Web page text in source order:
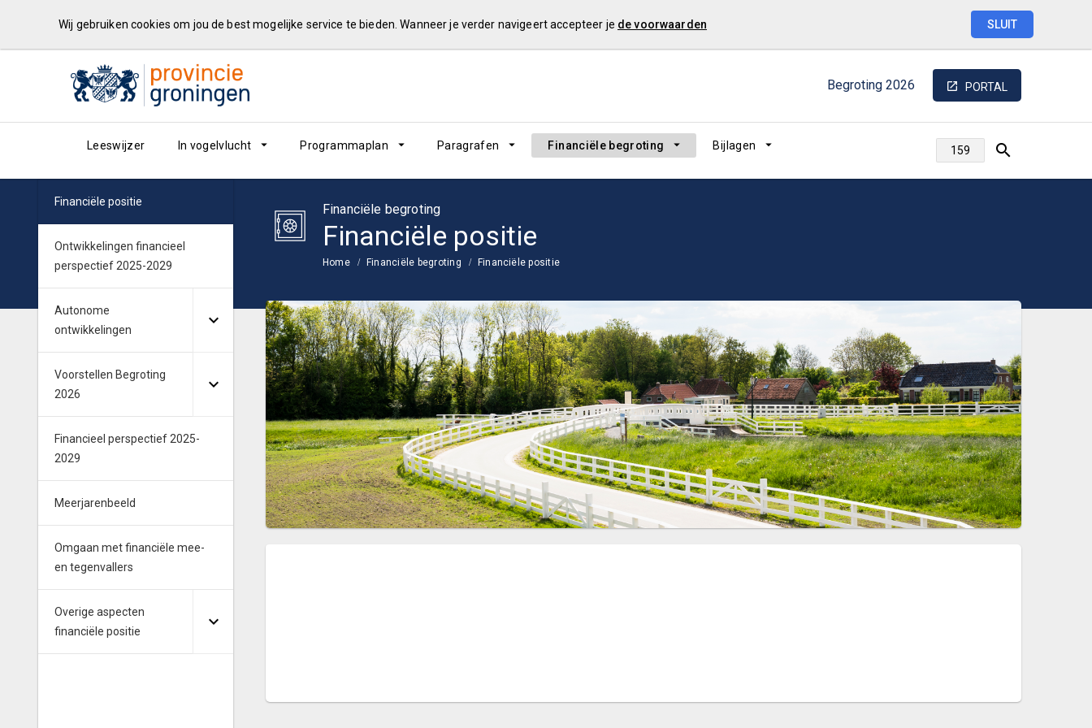
Wij gebruiken cookies om jou de best mogelijke service te bieden. Wanneer je verder navigeert accepteer je de voorwaarden SLUIT
Begroting 2026 PORTAL
Leeswijzer In vogelvlucht Programmaplan Paragrafen Financiële begroting Bijlagen
Financiële begroting
Financiële positie
Home Financiële begroting Financiële positie
Financiële positie
Ontwikkelingen financieel
perspectief 2025-2029
Autonome
ontwikkelingen
Voorstellen Begroting
2026
Financieel perspectief 2025-
2029
Meerjarenbeeld
Omgaan met financiële mee-
en tegenvallers
Overige aspecten
financiële positie